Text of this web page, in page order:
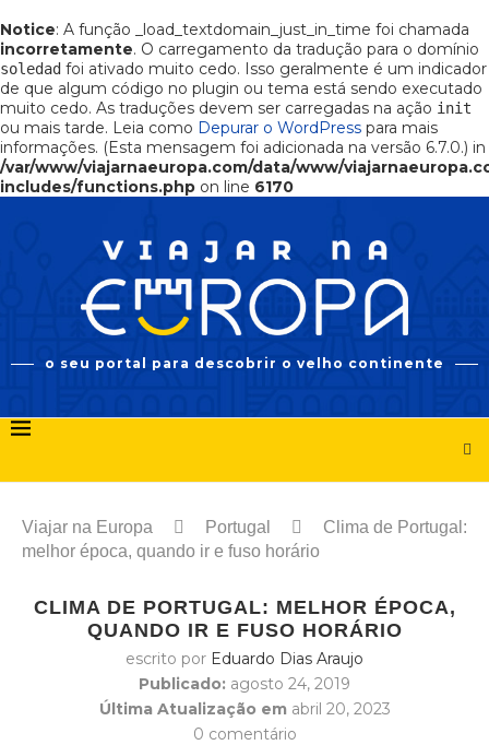
Notice: A função _load_textdomain_just_in_time foi chamada
incorretamente. O carregamento da tradução para o domínio
soledad foi ativado muito cedo. Isso geralmente é um indicador
de que algum código no plugin ou tema está sendo executado
muito cedo. As traduções devem ser carregadas na ação init
ou mais tarde. Leia como Depurar o WordPress para mais
informações. (Esta mensagem foi adicionada na versão 6.7.0.) in
/var/www/viajarnaeuropa.com/data/www/
includes/functions.php on line 6170
o seu portal para descobrir o velho continente
Viajar na Europa Portugal
Clima de Portugal:
melhor época, quando ir e fuso horário
CLIMA DE PORTUGAL: MELHOR ÉPOCA,
QUANDO IR E FUSO HORÁRIO
escrito por Eduardo Dias Araujo
Publicado: agosto 24, 2019
Última Atualização em abril 20, 2023
0 comentário